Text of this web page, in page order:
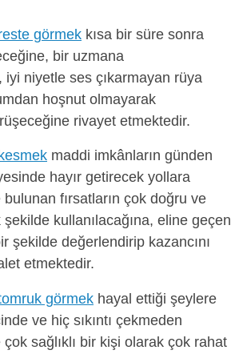
görmek kısa bir süre sonra
bir uzmana
iyi niyetle ses çıkarmayan rüya
hoşnut olmayarak
rivayet etmektedir.
maddi imkânların günden
hayır getirecek yollara
fırsatların çok doğru ve
kullanılacağına, eline geçen
şekilde değerlendirip kazancını
etmektedir.
görmek hayal ettiği şeylere
ve hiç sıkıntı çekmeden
çok sağlıklı bir kişi olarak çok rahat